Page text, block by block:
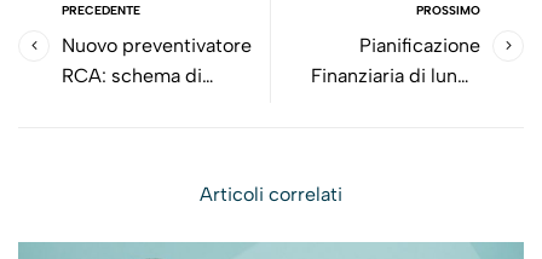
PRECEDENTE
Nuovo preventivatore
RCA: schema di
PROSSIMO
Pianificazione
Finanziaria di lungo
Articoli correlati